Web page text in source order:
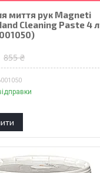
миття рук Magneti
Cleaning Paste 4 л
855 ₴